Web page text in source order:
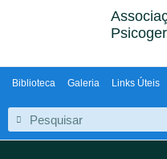
Biblioteca Galeria Links Úteis